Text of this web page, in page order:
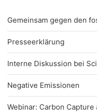
Gemeinsam gegen den
Presseerklärung
Interne Diskussion bei
Negative Emissionen
Webinar: Carbon Capture